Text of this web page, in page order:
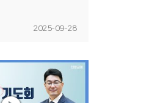
2025-09-28